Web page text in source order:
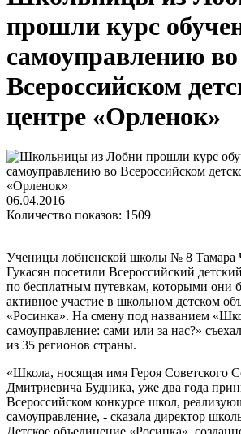
прошли курс
самоуправлению во
Всероссийском
центре «Орленок»
06.04.2016
Количество показов: 1509
Ученицы лобненской школы № 8 Тамара
Гукасян посетили Всероссийский
по бесплатным путевкам, которыми они
активное участие в школьном детском
«Росинка». На смену под названием
самоуправление: сами или за нас?»
из 35 регионов страны.
«Школа, носящая имя Героя Советского
Дмитриевича Будника, уже два года
Всероссийском конкурсе школ,
самоуправление, - сказала директор
Детское объединение «Росинка»,